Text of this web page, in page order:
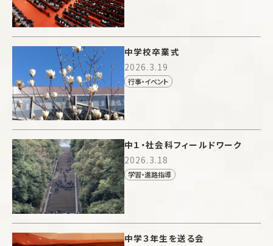
中学校卒業式
2026.3.19
行事・イベント
中１・社会科フィールドワーク
2026.3.18
学習・進路指導
中学３年生を送る会